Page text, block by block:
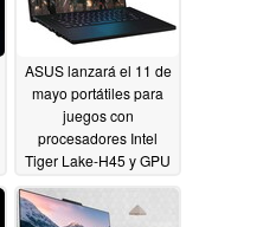
ASUS lanzará el 11 de
mayo portátiles para
juegos con
procesadores Intel
Tiger Lake-H45 y GPU
NVIDIA de la serie RTX
3004/29/2021